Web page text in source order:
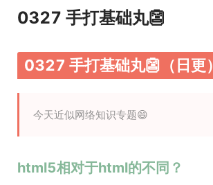
0327 手打基础丸👺
0327 手打基础丸👺（日更）
今天近似网络知识专题😄
html5相对于html的不同？